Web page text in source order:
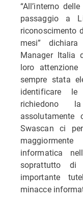
“All’interno
passaggio a
riconoscimento
mesi”
Manager Italia
loro
sempre stata
identificare
richiedono
Swascan ci
informatica
soprattutto di
importante
minacce